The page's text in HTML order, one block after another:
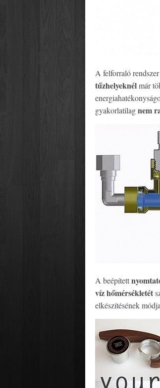
A felforraló
tűzhelyeknélmár
gyakorlatilagnem
A beépített
víz hőmérsékletét
elkészítésének